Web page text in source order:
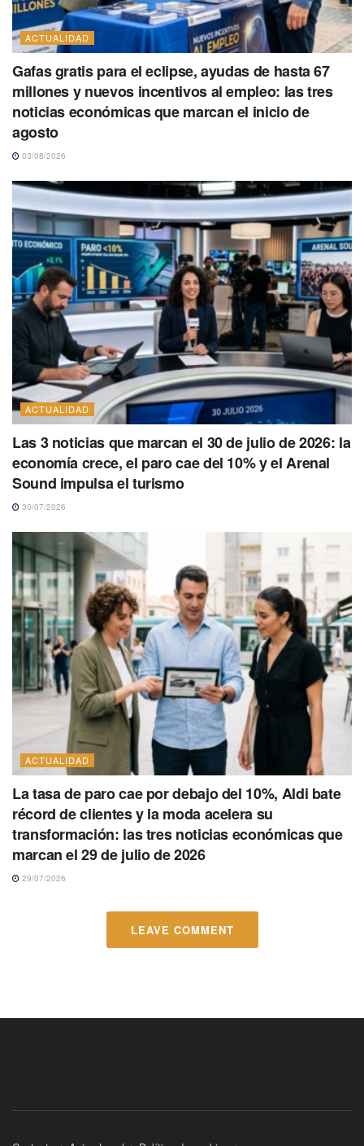
ACTUALIDAD
Gafas gratis para el eclipse, ayudas de hasta 67
millones y nuevos incentivos al empleo: las tres
noticias económicas que marcan el inicio de
agosto
03/08/2026
ACTUALIDAD
Las 3 noticias que marcan el 30 de julio de 2026: la
economía crece, el paro cae del 10% y el Arenal
Sound impulsa el turismo
30/07/2026
ACTUALIDAD
La tasa de paro cae por debajo del 10%, Aldi bate
récord de clientes y la moda acelera su
transformación: las tres noticias económicas que
marcan el 29 de julio de 2026
29/07/2026
LEAVE COMMENT